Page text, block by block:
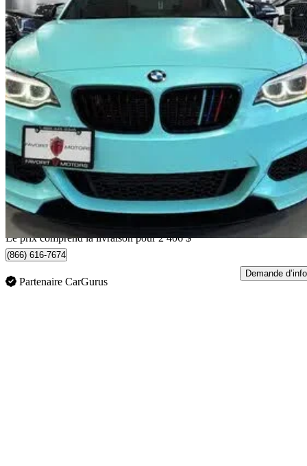
2014 BMW 2 Series
M235i Coupe RWD110 003 km
20 401 $ Bonne
358 $/mois env.
Livraison à domicile de North York, ON
Le prix comprend la livraison pour 2 406 $
(866) 616-7674
Partenaire CarGurus
Demande d’info